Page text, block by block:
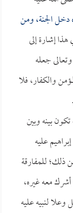
الجنة، ومن
هذا إشارة إلى
جعله
والكفار، فلا
بينه وبين
عليه
ذلك؛ للمفارقة
أشرك معه غيره،
وعلا لنبيه عليه